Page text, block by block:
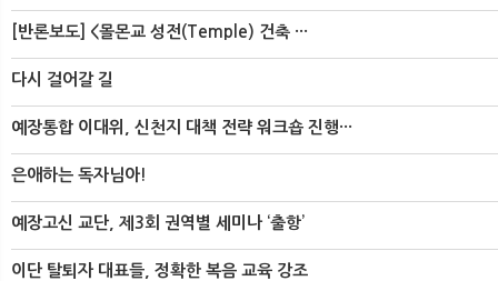
[반론보도] <몰몬교 성전(Temple) 건축 ···
다시 걸어갈 길
예장통합 이대위, 신천지 대책 전략 워크숍 진행···
은애하는 독자님아!
예장고신 교단, 제3회 권역별 세미나 ‘출항’
이단 탈퇴자 대표들, 정확한 복음 교육 강조